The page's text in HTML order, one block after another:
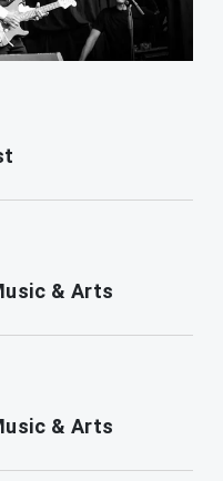
& Arts
& Arts